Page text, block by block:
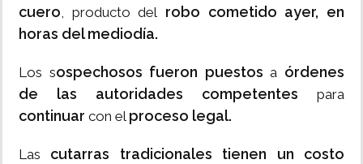
cuero, producto del robo cometido ayer, en
horas del mediodía.
Los sospechosos fueron puestos a órdenes
de las autoridades competentes para
continuar con el proceso legal.
Las cutarras tradicionales tienen un costo